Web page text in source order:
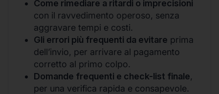
Come rimediare a ritardi o imprecisioni
con il ravvedimento operoso, senza
aggravare tempi e costi.
Gli errori più frequenti da evitare prima
dell’invio, per arrivare al pagamento
corretto al primo colpo.
Domande frequenti e check-list finale,
per una verifica rapida e consapevole.